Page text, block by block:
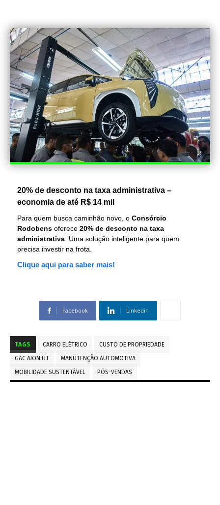
20% de desconto na taxa administrativa –
economia de até R$ 14 mil
Para quem busca caminhão novo, o Consórcio
Rodobens oferece 20% de desconto na taxa
administrativa . Uma solução inteligente para quem
precisa investir na frota.
Clique aqui para saber mais!
Facebook Linkedin
TAGS CARRO ELÉTRICO
CUSTO DE PROPRIEDADE
GAC AION UT
MANUTENÇÃO AUTOMOTIVA
MOBILIDADE SUSTENTÁVEL
PÓS-VENDAS